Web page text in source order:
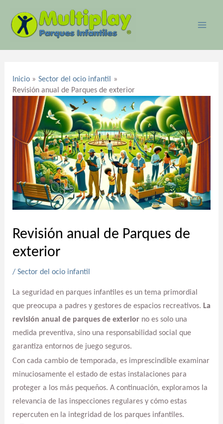
contenido
Inicio
Sector del ocio infantil
Revisión anual de Parques de exterior
Revisión anual de Parques de
exterior
/ Sector del ocio infantil
La seguridad en parques infantiles es un tema primordial
que preocupa a padres y gestores de espacios recreativos. La
revisión anual de parques de exteriorno es solo una
medida preventiva, sino una responsabilidad social que
garantiza entornos de juego seguros.
Con cada cambio de temporada, es imprescindible examinar
minuciosamente el estado de estas instalaciones para
proteger a los más pequeños. A continuación, exploramos la
relevancia de las inspecciones regulares y cómo estas
repercuten en la integridad de los parques infantiles.
entradas